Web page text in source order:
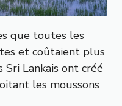
que toutes les
et coûtaient plus
Sri Lankais ont créé
les moussons